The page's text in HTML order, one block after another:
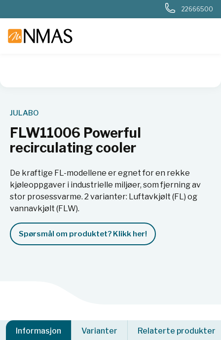
22666500
JULABO
FLW11006 Powerful
recirculating cooler
De kraftige FL-modellene er egnet for en rekke
kjøleoppgaver i industrielle miljøer, som fjerning av
stor prosessvarme. 2 varianter: Luftavkjølt (FL) og
vannavkjølt (FLW).
Spørsmål om produktet? Klikk her!
Informasjon Varianter Relaterte produkter